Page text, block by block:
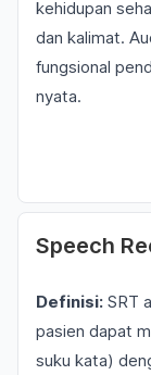
kehidupan
dan kalimat.
fungsional
nyata.
Speech
Definisi: SRT
pasien dapat
suku kata)